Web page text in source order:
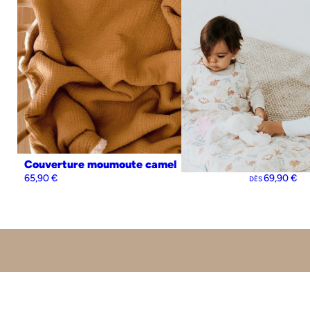
Personnalisation Oui Non
Couverture moumoute camel
65,90€
Gigoteuse
DÈS69,90€